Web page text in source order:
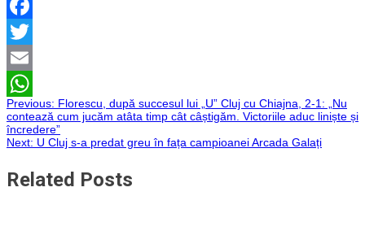
Facebook
Twitter
Email
WhatsApp
Navigare
în
articole
Previous: Florescu, după succesul lui „U” Cluj cu Chiajna, 2-1: „Nu
contează cum jucăm atâta timp cât câștigăm. Victoriile aduc liniște și
încredere”
Next: U Cluj s-a predat greu în fața campioanei Arcada Galați
Related Posts